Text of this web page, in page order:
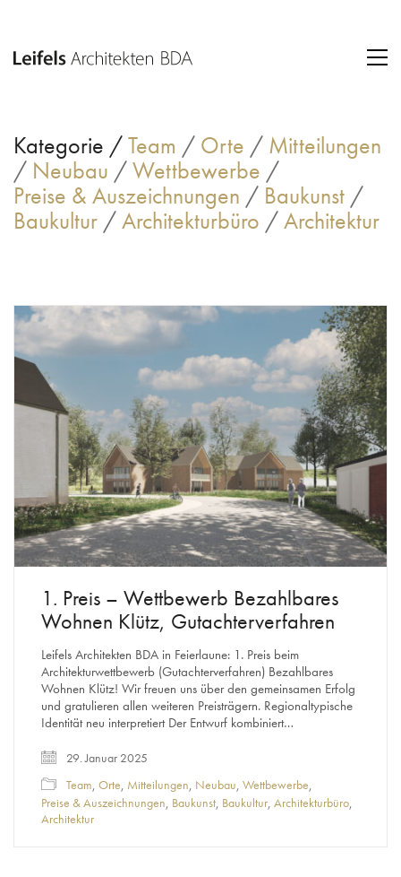
Kategorie /Team / Orte / Mitteilungen
/ Neubau /Wettbewerbe /
Preise & Auszeichnungen / Baukunst /
Baukultur /Architekturbüro /Architektur
1. Preis – Wettbewerb Bezahlbares
Wohnen Klütz, Gutachterverfahren
Leifels Architekten BDA in Feierlaune: 1. Preis beim
Architekturwettbewerb (Gutachterverfahren) Bezahlbares
Wohnen Klütz! Wir freuen uns über den gemeinsamen Erfolg
und gratulieren allen weiteren Preisträgern. Regionaltypische
Identität neu interpretiert Der Entwurf kombiniert…
29. Januar 2025
Team, Orte, Mitteilungen, Neubau, Wettbewerbe,
Preise & Auszeichnungen, Baukunst, Baukultur, Architekturbüro,
Architektur